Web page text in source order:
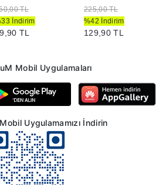
TL
İndirim
TL
225,00 TL
%42 İndirim
129,90 TL
Mobil Uygulamaları
Uygulamamızı İndirin